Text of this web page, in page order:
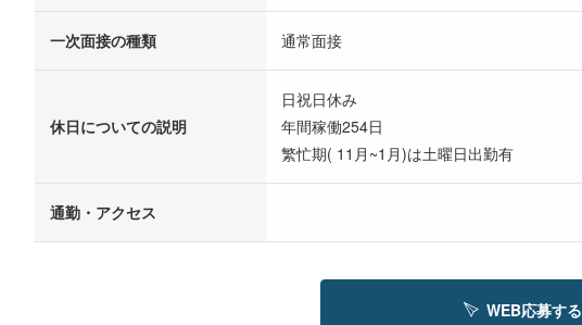
一次面接の種類 通常面接
休日についての説明
日祝日休み
年間稼働254日
繁忙期( 11月~1月)は土曜日出勤有
通勤・アクセス
WEB応募する